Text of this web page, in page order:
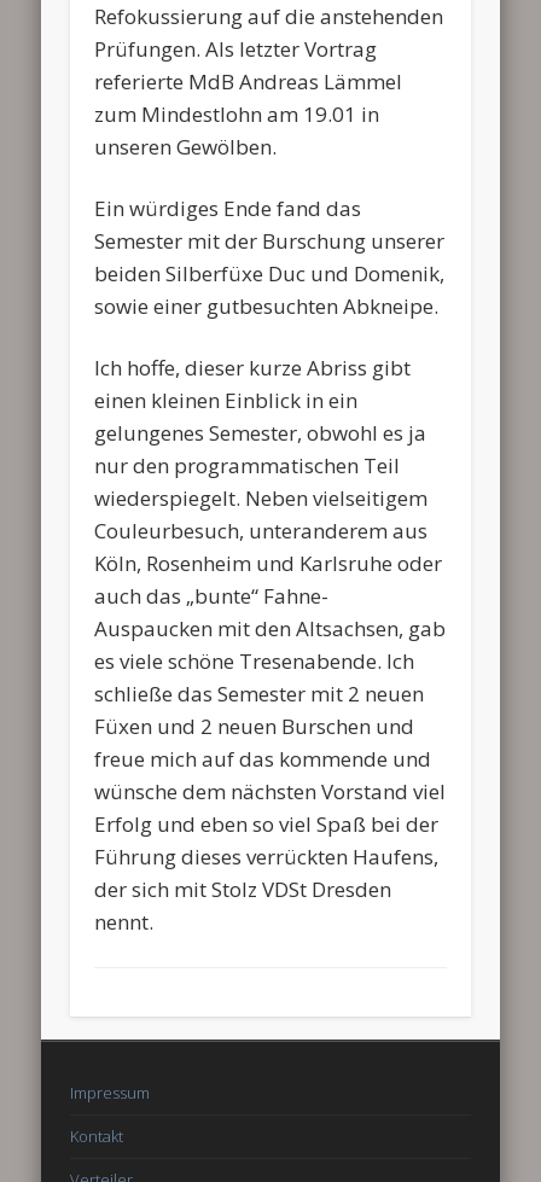
Refokussierung auf die anstehenden
Prüfungen. Als letzter Vortrag
referierte MdB Andreas Lämmel
zum Mindestlohn am 19.01 in
unseren Gewölben.
Ein würdiges Ende fand das
Semester mit der Burschung unserer
beiden Silberfüxe Duc und Domenik,
sowie einer gutbesuchten Abkneipe.
Ich hoffe, dieser kurze Abriss gibt
einen kleinen Einblick in ein
gelungenes Semester, obwohl es ja
nur den programmatischen Teil
wiederspiegelt. Neben vielseitigem
Couleurbesuch, unteranderem aus
Köln, Rosenheim und Karlsruhe oder
auch das „bunte“ Fahne-
Auspaucken mit den Altsachsen, gab
es viele schöne Tresenabende. Ich
schließe das Semester mit 2 neuen
Füxen und 2 neuen Burschen und
freue mich auf das kommende und
wünsche dem nächsten Vorstand viel
Erfolg und eben so viel Spaß bei der
Führung dieses verrückten Haufens,
der sich mit Stolz VDSt Dresden
nennt.
Impressum
Kontakt